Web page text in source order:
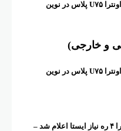
آغاز فروش اقساطی اونترا U۷۵ پلاس در نوین
و خارجی)
آغاز فروش اقساطی اونترا U۷۵ پلاس در نوین
شرایط فروش تویوتا را ۴ ره نیاز ایستا اعلام شد –